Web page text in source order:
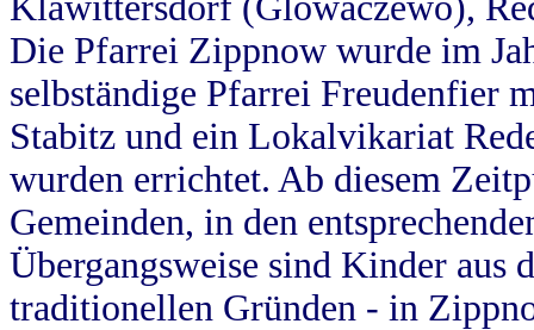
Die Pfarrei Zippnow wurde im
selbständige Pfarrei Freudenfier
Stabitz und ein Lokalvikariat
wurden errichtet. Ab diesem
Gemeinden, in den
Übergangsweise sind Kinder aus
traditionellen Gründen - in